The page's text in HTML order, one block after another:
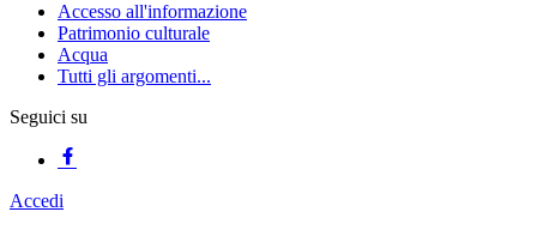
Accesso all'informazione
Patrimonio culturale
Acqua
Tutti gli argomenti...
Seguici su
Accedi